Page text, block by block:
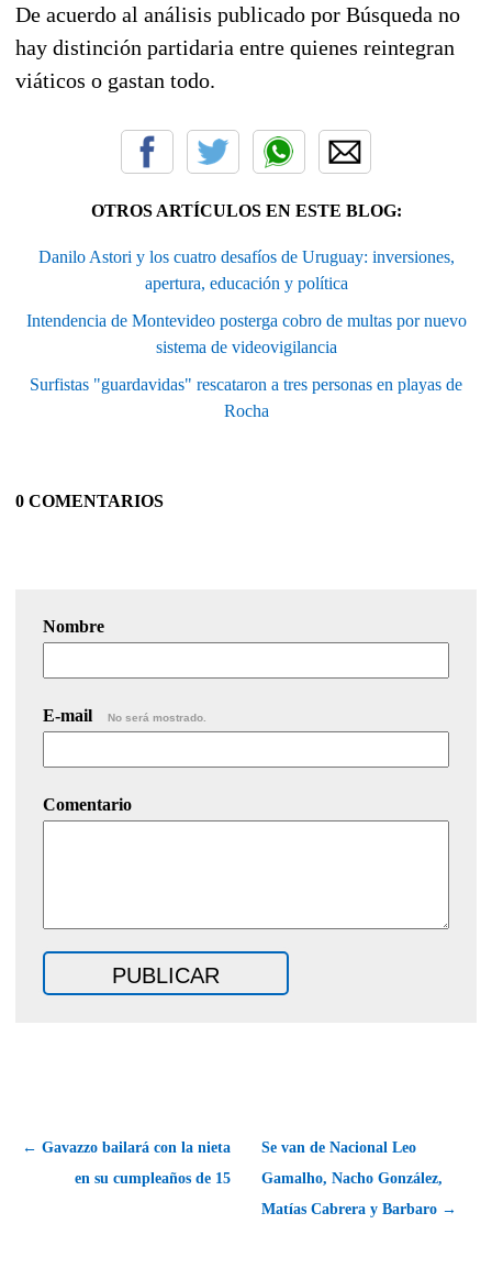
De acuerdo al análisis publicado por Búsqueda no
hay distinción partidaria entre quienes reintegran
viáticos o gastan todo.
OTROS ARTÍCULOS EN ESTE BLOG:
Danilo Astori y los cuatro desafíos de Uruguay: inversiones,
apertura, educación y política
Intendencia de Montevideo posterga cobro de multas por nuevo
sistema de videovigilancia
Surfistas "guardavidas" rescataron a tres personas en playas de
Rocha
0 COMENTARIOS
Nombre
E-mail No será mostrado.
Comentario
← Gavazzo bailará con la nieta
en su cumpleaños de 15
Se van de Nacional Leo
Gamalho, Nacho González,
Matías Cabrera y Barbaro →